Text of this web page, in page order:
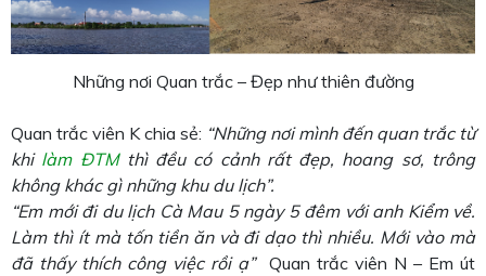
Những nơi Quan trắc – Đẹp như thiên đường
Quan trắc viên K chia sẻ: “Những nơi mình đến quan trắc từ
khi làm ĐTMthì đều có cảnh rất đẹp, hoang sơ, trông
không khác gì những khu du lịch”.
“Em mới đi du lịch Cà Mau 5 ngày 5 đêm với anh Kiểm về.
Làm thì ít mà tốn tiền ăn và đi dạo thì nhiều. Mới vào mà
đã thấy thích công việc rồi ạ”Quan trắc viên N – Em út